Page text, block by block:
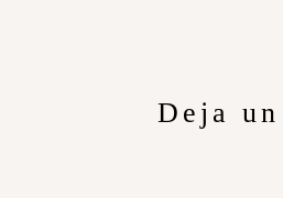
Deja